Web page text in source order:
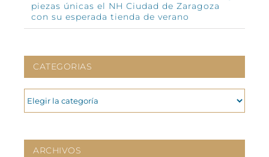
piezas únicas el NH Ciudad de Zaragoza
con su esperada tienda de verano
CATEGORIAS
CATEGORIAS
ARCHIVOS